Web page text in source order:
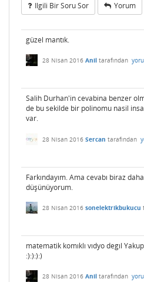
Ilgili Bir Soru Sor Yorum
güzel mantık.
28 Nisan 2016 Anil tarafından
Salih Durhan'in cevabina benzer
de bu sekilde bir polinomu nasil
var.
28 Nisan 2016 Sercan tarafından
Farkındayım. Ama cevabı biraz daha
düşünüyorum.
28 Nisan 2016 sonelektrikbukucu
matematik komıklı vıdyo degıl
:):):):)
28 Nisan 2016 Anil tarafından